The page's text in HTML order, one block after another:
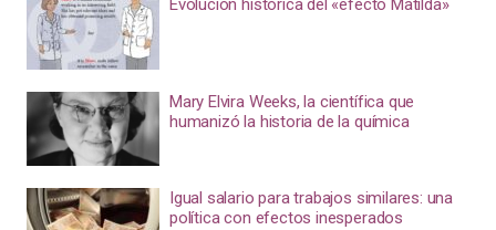
Evolución histórica del «efecto Matilda»
Mary Elvira Weeks, la científica que
humanizó la historia de la química
Igual salario para trabajos similares: una
política con efectos inesperados